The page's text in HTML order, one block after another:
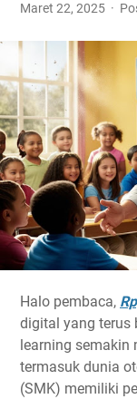
Maret 22, 2025
Halo pembaca,
digital yang terus
learning
termasuk dunia
(SMK) memiliki